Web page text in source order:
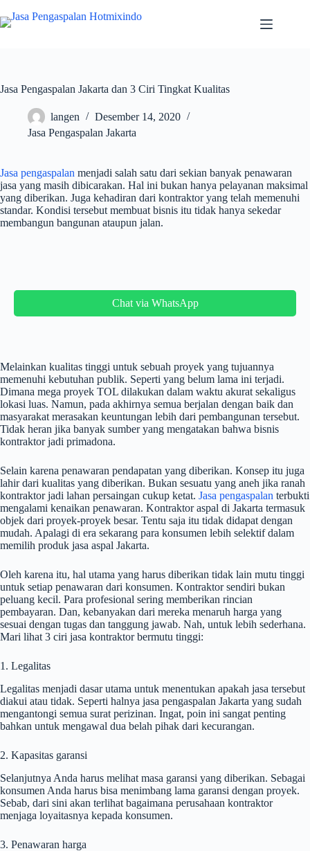
to
content
Jasa Pengaspalan Jakarta dan 3 Ciri Tingkat Kualitas
langen
Desember 14, 2020
Jasa Pengaspalan Jakarta
Jasa pengaspalan menjadi salah satu dari sekian banyak penawaran
jasa yang masih dibicarakan. Hal ini bukan hanya pelayanan maksimal
yang diberikan. Juga kehadiran dari kontraktor yang telah memenuhi
standar. Kondisi tersebut membuat bisnis itu tidak hanya sekedar
membangun bangunan ataupun jalan.
Chat via WhatsApp
Melainkan kualitas tinggi untuk sebuah proyek yang tujuannya
memenuhi kebutuhan publik. Seperti yang belum lama ini terjadi.
Dimana mega proyek TOL dilakukan dalam waktu akurat sekaligus
lokasi luas. Namun, pada akhirnya semua berjalan dengan baik dan
masyarakat merasakan keuntungan lebih dari pembangunan tersebut.
Tidak heran jika banyak sumber yang mengatakan bahwa bisnis
kontraktor jadi primadona.
Selain karena penawaran pendapatan yang diberikan. Konsep itu juga
lahir dari kualitas yang diberikan. Bukan sesuatu yang aneh jika ranah
kontraktor jadi lahan persaingan cukup ketat. Jasa pengaspalan terbukti
mengalami kenaikan penawaran. Kontraktor aspal di Jakarta termasuk
objek dari proyek-proyek besar. Tentu saja itu tidak didapat dengan
mudah. Apalagi di era sekarang para konsumen lebih selektif dalam
memilih produk jasa aspal Jakarta.
Oleh karena itu, hal utama yang harus diberikan tidak lain mutu tinggi
untuk setiap penawaran dari konsumen. Kontraktor sendiri bukan
peluang kecil. Para profesional sering memberikan rincian
pembayaran. Dan, kebanyakan dari mereka menaruh harga yang
sesuai dengan tugas dan tanggung jawab. Nah, untuk lebih sederhana.
Mari lihat 3 ciri jasa kontraktor bermutu tinggi:
1. Legalitas
Legalitas menjadi dasar utama untuk menentukan apakah jasa tersebut
diakui atau tidak. Seperti halnya jasa pengaspalan Jakarta yang sudah
mengantongi semua surat perizinan. Ingat, poin ini sangat penting
bahkan untuk mengawal dua belah pihak dari kecurangan.
2. Kapasitas garansi
Selanjutnya Anda harus melihat masa garansi yang diberikan. Sebagai
konsumen Anda harus bisa menimbang lama garansi dengan proyek.
Sebab, dari sini akan terlihat bagaimana perusahaan kontraktor
menjaga loyaitasnya kepada konsumen.
3. Penawaran harga